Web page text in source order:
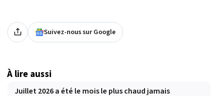
Suivez-nous sur Google
À lire aussi
Juillet 2026 a été le mois le plus chaud jamais